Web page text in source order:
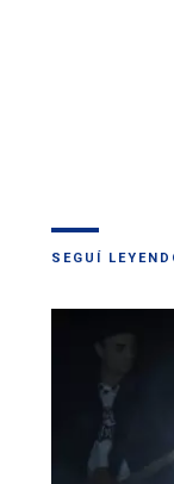
SEGUÍ